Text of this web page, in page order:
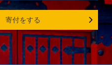
寄付をする